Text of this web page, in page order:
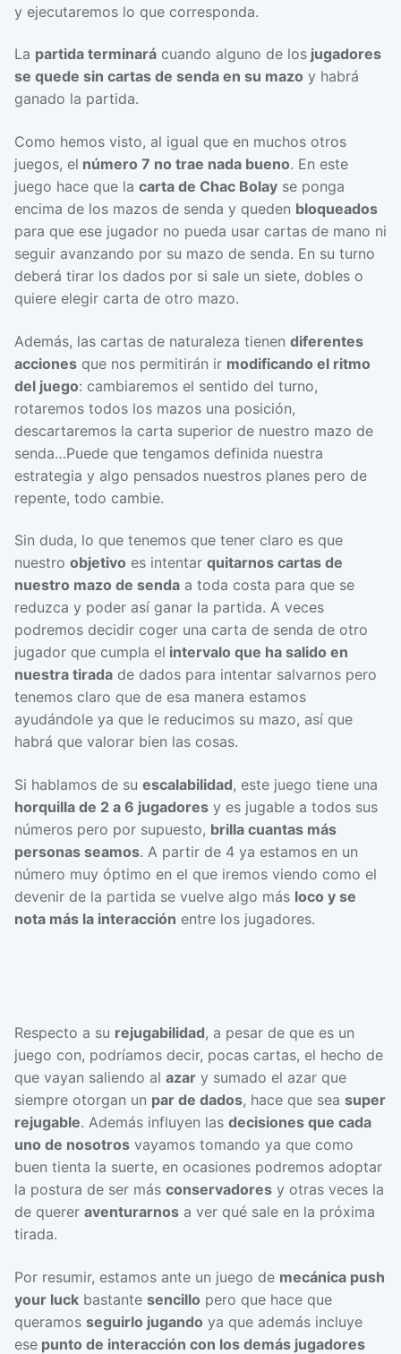
y ejecutaremos lo que corresponda.
La partida terminará cuando alguno de los jugadores
se quede sin cartas de senda en su mazo y habrá
ganado la partida.
Como hemos visto, al igual que en muchos otros
juegos, el número 7 no trae nada bueno. En este
juego hace que la carta de Chac Bolay se ponga
encima de los mazos de senda y queden bloqueados
para que ese jugador no pueda usar cartas de mano ni
seguir avanzando por su mazo de senda. En su turno
deberá tirar los dados por si sale un siete, dobles o
quiere elegir carta de otro mazo.
Además, las cartas de naturaleza tienen diferentes
acciones que nos permitirán ir modificando el ritmo
del juego: cambiaremos el sentido del turno,
rotaremos todos los mazos una posición,
descartaremos la carta superior de nuestro mazo de
senda…Puede que tengamos definida nuestra
estrategia y algo pensados nuestros planes pero de
repente, todo cambie.
Sin duda, lo que tenemos que tener claro es que
nuestro objetivo es intentar quitarnos cartas de
nuestro mazo de senda a toda costa para que se
reduzca y poder así ganar la partida. A veces
podremos decidir coger una carta de senda de otro
jugador que cumpla el intervalo que ha salido en
nuestra tirada de dados para intentar salvarnos pero
tenemos claro que de esa manera estamos
ayudándole ya que le reducimos su mazo, así que
habrá que valorar bien las cosas.
Si hablamos de su escalabilidad, este juego tiene una
horquilla de 2 a 6 jugadores y es jugable a todos sus
números pero por supuesto, brilla cuantas más
personas seamos. A partir de 4 ya estamos en un
número muy óptimo en el que iremos viendo como el
devenir de la partida se vuelve algo más loco y se
nota más la interacción entre los jugadores.
Respecto a su rejugabilidad, a pesar de que es un
juego con, podríamos decir, pocas cartas, el hecho de
que vayan saliendo al azar y sumado el azar que
siempre otorgan un par de dados, hace que sea super
rejugable. Además influyen las decisiones que cada
uno de nosotros vayamos tomando ya que como
buen tienta la suerte, en ocasiones podremos adoptar
la postura de ser más conservadores y otras veces la
de querer aventurarnos a ver qué sale en la próxima
tirada.
Por resumir, estamos ante un juego de mecánica push
your luck bastante sencillo pero que hace que
queramos seguirlo jugando ya que además incluye
ese punto de interacción con los demás jugadores